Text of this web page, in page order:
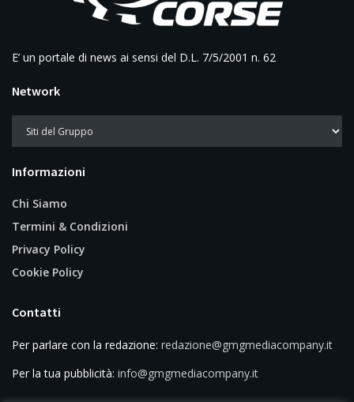
E’ un portale di news ai sensi del D.L. 7/5/2001 n. 62
Network
Informazioni
Chi Siamo
Termini & Condizioni
Privacy Policy
Cookie Policy
Contatti
Per parlare con la redazione: redazione@gmgmediacompany.it
Per la tua pubblicità: info@gmgmediacompany.it